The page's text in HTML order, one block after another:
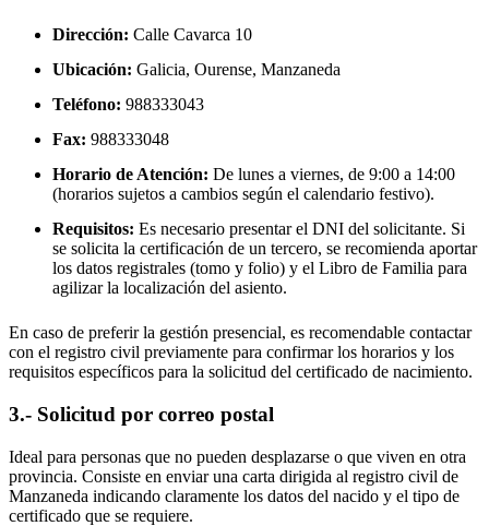
Dirección: Calle Cavarca 10
Ubicación: Galicia, Ourense, Manzaneda
Teléfono: 988333043
Fax: 988333048
Horario de Atención: De lunes a viernes, de 9:00 a 14:00
(horarios sujetos a cambios según el calendario festivo).
Requisitos: Es necesario presentar el DNI del solicitante. Si
se solicita la certificación de un tercero, se recomienda aportar
los datos registrales (tomo y folio) y el Libro de Familia para
agilizar la localización del asiento.
En caso de preferir la gestión presencial, es recomendable contactar
con el registro civil previamente para confirmar los horarios y los
requisitos específicos para la solicitud del certificado de nacimiento.
3.- Solicitud por correo postal
Ideal para personas que no pueden desplazarse o que viven en otra
provincia. Consiste en enviar una carta dirigida al registro civil de
Manzaneda indicando claramente los datos del nacido y el tipo de
certificado que se requiere.